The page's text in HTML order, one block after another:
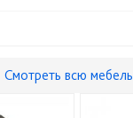
Смотреть всю мебель